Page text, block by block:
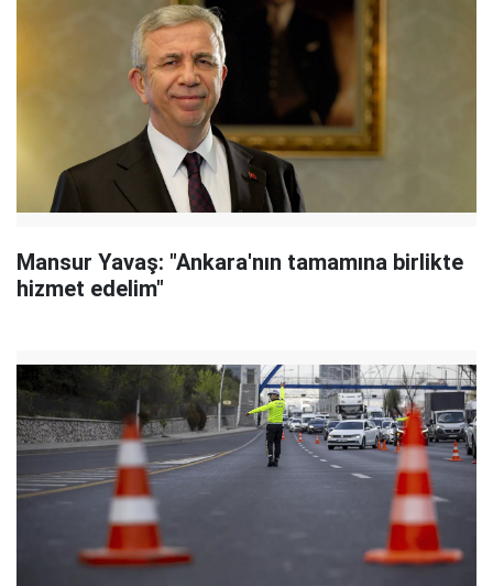
Mansur Yavaş: "Ankara'nın tamamına birlikte
hizmet edelim"